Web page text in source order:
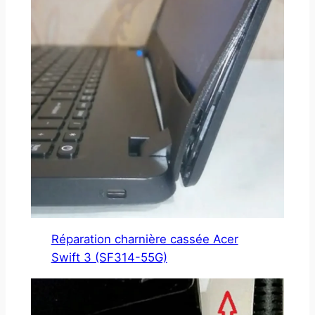
Réparation charnière cassée Acer
Swift 3 (SF314-55G)